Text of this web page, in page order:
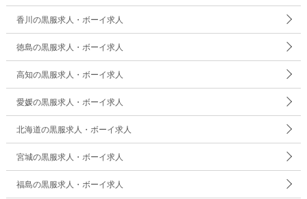
香川の黒服求人・ボーイ求人
徳島の黒服求人・ボーイ求人
高知の黒服求人・ボーイ求人
愛媛の黒服求人・ボーイ求人
北海道の黒服求人・ボーイ求人
宮城の黒服求人・ボーイ求人
福島の黒服求人・ボーイ求人